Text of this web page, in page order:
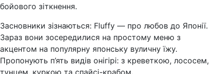
бойового зіткнення.
Засновники зізнаються: Fluffy — про любов до Японії.
Зараз вони зосередилися на простому меню з
акцентом на популярну японську вуличну їжу.
Пропонують п’ять видів онігірі: з креветкою, лососем,
тунцем, куркою та спайсі-крабом.